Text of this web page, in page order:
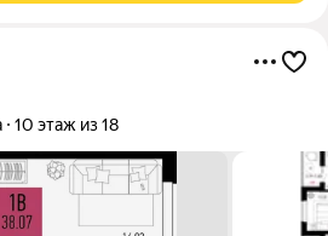
10 этаж из 18